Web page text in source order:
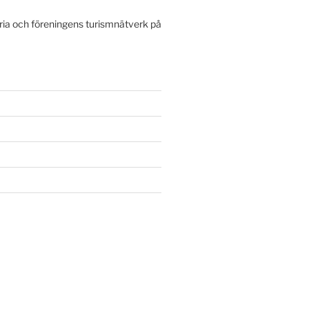
och föreningens turismnätverk på